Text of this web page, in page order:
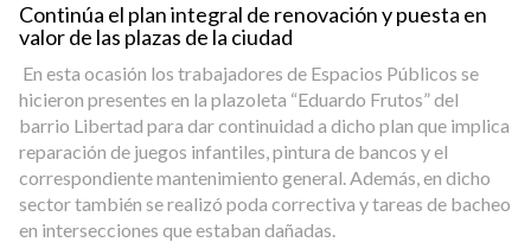
Continúa el plan integral de renovación y puesta en
valor de las plazas de la ciudad
En esta ocasión los trabajadores de Espacios Públicos se
hicieron presentes en la plazoleta “Eduardo Frutos” del
barrio Libertad para dar continuidad a dicho plan que implica
reparación de juegos infantiles, pintura de bancos y el
correspondiente mantenimiento general. Además, en dicho
sector también se realizó poda correctiva y tareas de bacheo
en intersecciones que estaban dañadas.